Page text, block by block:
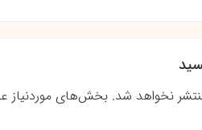
نخواهد شد. بخش‌های موردنیاز